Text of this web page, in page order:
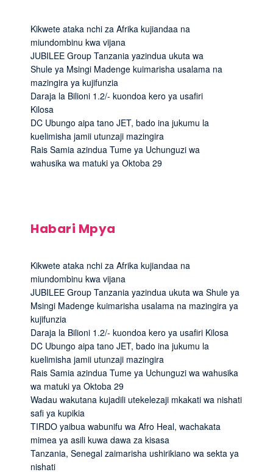
Kikwete ataka nchi za Afrika kujiandaa na
miundombinu kwa vijana
JUBILEE Group Tanzania yazindua ukuta wa
Shule ya Msingi Madenge kuimarisha usalama na
mazingira ya kujifunzia
Daraja la Bilioni 1.2/- kuondoa kero ya usafiri
Kilosa
DC Ubungo aipa tano JET, bado ina jukumu la
kuelimisha jamii utunzaji mazingira
Rais Samia azindua Tume ya Uchunguzi wa
wahusika wa matuki ya Oktoba 29
Habari Mpya
Kikwete ataka nchi za Afrika kujiandaa na
miundombinu kwa vijana
JUBILEE Group Tanzania yazindua ukuta wa Shule ya
Msingi Madenge kuimarisha usalama na mazingira ya
kujifunzia
Daraja la Bilioni 1.2/- kuondoa kero ya usafiri Kilosa
DC Ubungo aipa tano JET, bado ina jukumu la
kuelimisha jamii utunzaji mazingira
Rais Samia azindua Tume ya Uchunguzi wa wahusika
wa matuki ya Oktoba 29
Wadau wakutana kujadili utekelezaji mkakati wa nishati
safi ya kupikia
TIRDO yaibua wabunifu wa Afro Heal, wachakata
mimea ya asili kuwa dawa za kisasa
Tanzania, Senegal zaimarisha ushirikiano wa sekta ya
nishati